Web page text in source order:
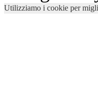
Utilizziamo i cookie per